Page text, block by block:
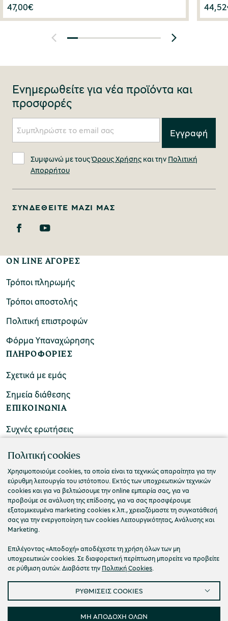
47,00€ 44,52
Ενημερωθείτε για νέα προϊόντα και
προσφορές
Συμφωνώ με τουςΌρους Χρήσης και την Πολιτική
Απορρήτου
ΣΥΝΔΕΘΕΊΤΕ ΜΑΖΊ ΜΑΣ
ON LINE ΑΓΟΡΕΣ
Τρόποι πληρωμής
Τρόποι αποστολής
Πολιτική επιστροφών
Φόρμα Υπαναχώρησης
ΠΛΗΡΟΦΟΡΙΕΣ
Σχετικά με εμάς
Σημεία διάθεσης
ΕΠΙΚΟΙΝΩΝΙΑ
Συχνές ερωτήσεις
Επικοινωνήστε μαζί μας
© 2026 Πολιτιστικό Ίδρυμα Ομίλου Πειραιώς
Πολιτική Απορρήτου Όροι Χρήσης
Cookies
Ρυθμίσεις Cookies
Προσβασιμότητα
Πολιτική cookies
Χρησιμοποιούμε cookies, τα οποία είναι τα τεχνικώς απαραίτητα για την
εύρυθμη λειτουργία του ιστότοπου. Εκτός των υποχρεωτικών τεχνικών
cookies και για να βελτιώσουμε την online εμπειρία σας, για να
προβούμε σε ανάλυση της επίδοσης, για να σας προσφέρουμε
εξατομικευμένα marketing cookies κ.λπ., χρειαζόμαστε τη συγκατάθεσή
σας για την ενεργοποίηση των cookies Λειτουργικότητας, Ανάλυσης και
Marketing.
Επιλέγοντας «Αποδοχή» αποδέχεστε τη χρήση όλων των μη
υποχρεωτικών cookies. Σε διαφορετική περίπτωση μπορείτε να προβείτε
σε ρύθμιση αυτών. Διαβάστε την Πολιτική Cookies.
ΡΥΘΜΙΣΕΙΣ COOKIES
ΜΗ ΑΠΟΔΟΧΗ ΟΛΩΝ